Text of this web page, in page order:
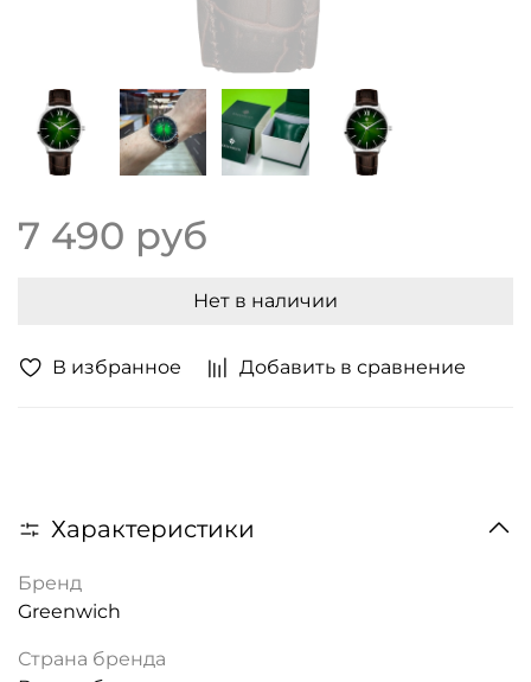
В избранное Добавить в сравнение
7 490 руб
Нет в наличии
Характеристики
Бренд
Greenwich
Страна бренда